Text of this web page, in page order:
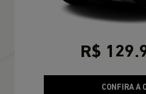
R$
CONFIRA A